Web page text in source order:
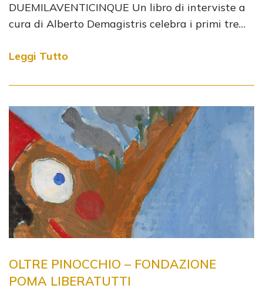
DUEMILAVENTICINQUE Un libro di interviste a
cura di Alberto Demagistris celebra i primi tre…
Leggi Tutto
OLTRE PINOCCHIO – FONDAZIONE
POMA LIBERATUTTI